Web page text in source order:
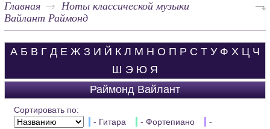
Главная
Ноты классической музыки
Вайлант Раймонд
А Б В Г Д Е Ж З И Й К Л М Н О П Р С Т У Ф Х Ц Ч
Ш Э Ю Я
Раймонд Вайлант
Сортировать по:
- Гитара
- Фортепиано
-